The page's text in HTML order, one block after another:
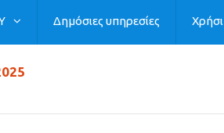
Δημόσιες υπηρεσίες